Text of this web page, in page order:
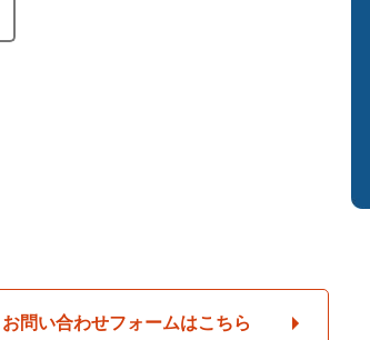
お問い合わせフォームはこちら